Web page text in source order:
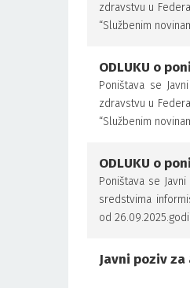
zdravstvu u
“Službenim
ODLUKU o
Poništava se
zdravstvu u
“Službenim
ODLUKU o
Poništava se
sredstvima
od
Javni poziv